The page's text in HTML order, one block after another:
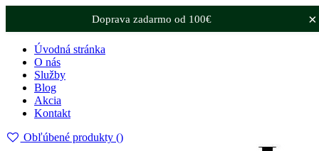
×
Doprava zadarmo od 100€
Úvodná stránka
O nás
Služby
Blog
Akcia
Kontakt
Obľúbené produkty ()